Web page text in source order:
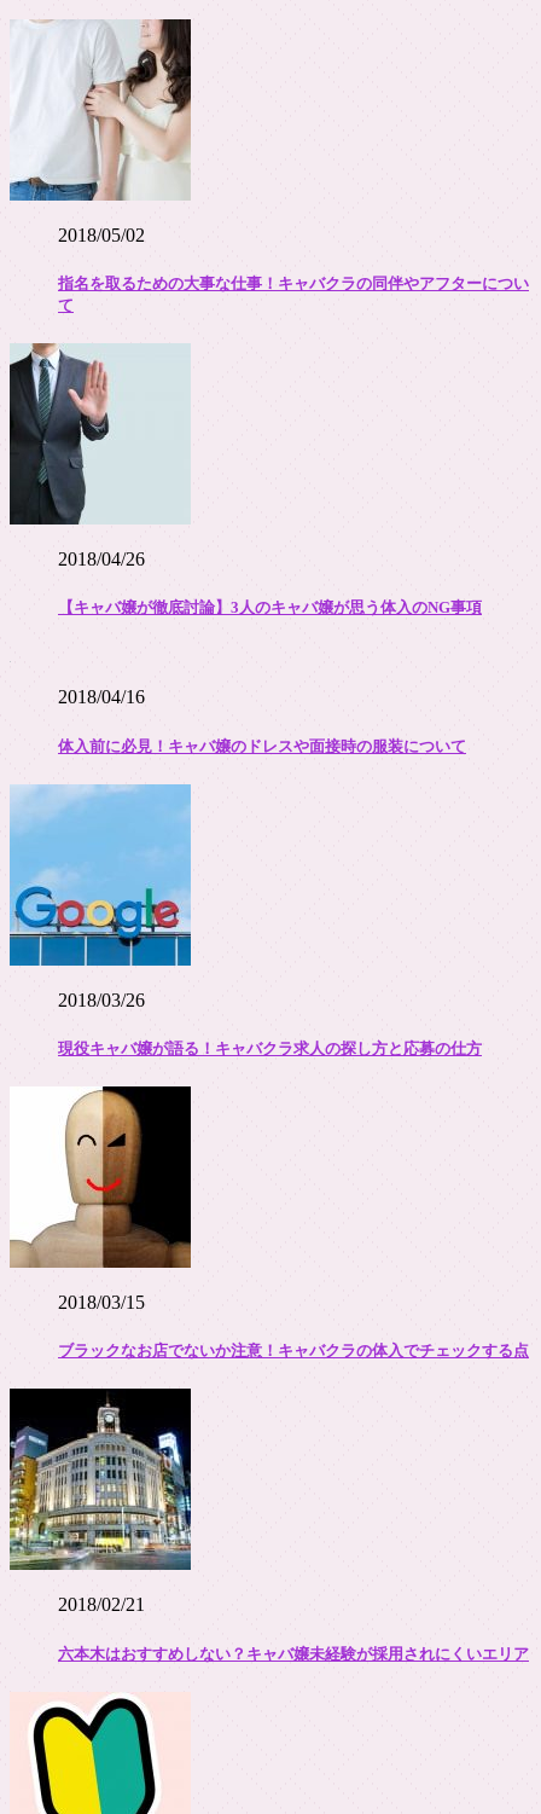
2018/05/02
指名を取るための大事な仕事！キャバクラの同伴やアフターについ
て
2018/04/26
【キャバ嬢が徹底討論】3人のキャバ嬢が思う体入のNG事項
2018/04/16
体入前に必見！キャバ嬢のドレスや面接時の服装について
2018/03/26
現役キャバ嬢が語る！キャバクラ求人の探し方と応募の仕方
2018/03/15
ブラックなお店でないか注意！キャバクラの体入でチェックする点
2018/02/21
六本木はおすすめしない？キャバ嬢未経験が採用されにくいエリア